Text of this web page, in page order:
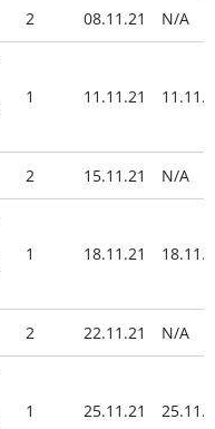
2 08.11.21 N/A
1 11.11.21
2 15.11.21 N/A
1 18.11.21
2 22.11.21 N/A
1 25.11.21